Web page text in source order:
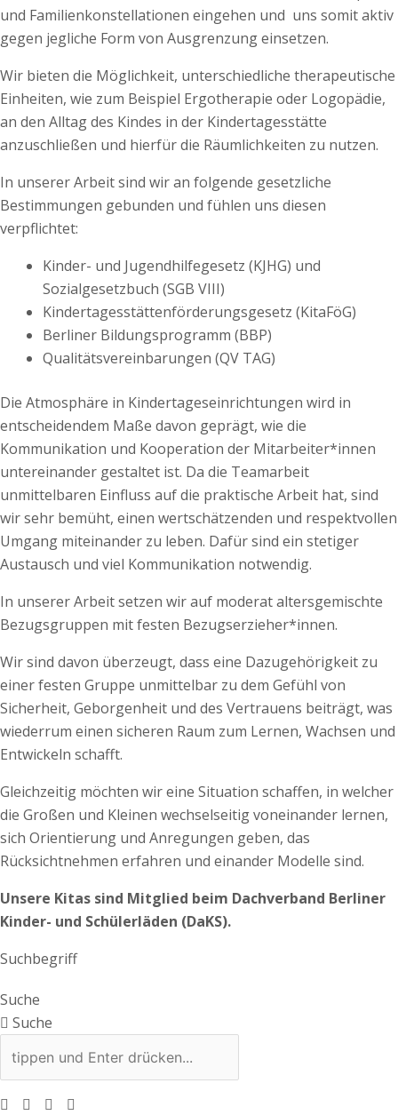
und Familienkonstellationen eingehen und uns somit aktiv
gegen jegliche Form von Ausgrenzung einsetzen.
Wir bieten die Möglichkeit, unterschiedliche therapeutische
Einheiten, wie zum Beispiel Ergotherapie oder Logopädie,
an den Alltag des Kindes in der Kindertagesstätte
anzuschließen und hierfür die Räumlichkeiten zu nutzen.
In unserer Arbeit sind wir an folgende gesetzliche
Bestimmungen gebunden und fühlen uns diesen
verpflichtet:
Kinder- und Jugendhilfegesetz (KJHG) und
Sozialgesetzbuch (SGB VIII)
Kindertagesstättenförderungsgesetz (KitaFöG)
Berliner Bildungsprogramm (BBP)
Qualitätsvereinbarungen (QV TAG)
Die Atmosphäre in Kindertageseinrichtungen wird in
entscheidendem Maße davon geprägt, wie die
Kommunikation und Kooperation der Mitarbeiter*innen
untereinander gestaltet ist. Da die Teamarbeit
unmittelbaren Einfluss auf die praktische Arbeit hat, sind
wir sehr bemüht, einen wertschätzenden und respektvollen
Umgang miteinander zu leben. Dafür sind ein stetiger
Austausch und viel Kommunikation notwendig.
In unserer Arbeit setzen wir auf moderat altersgemischte
Bezugsgruppen mit festen Bezugserzieher*innen.
Wir sind davon überzeugt, dass eine Dazugehörigkeit zu
einer festen Gruppe unmittelbar zu dem Gefühl von
Sicherheit, Geborgenheit und des Vertrauens beiträgt, was
wiederrum einen sicheren Raum zum Lernen, Wachsen und
Entwickeln schafft.
Gleichzeitig möchten wir eine Situation schaffen, in welcher
die Großen und Kleinen wechselseitig voneinander lernen,
sich Orientierung und Anregungen geben, das
Rücksichtnehmen erfahren und einander Modelle sind.
Unsere Kitas sind Mitglied beim Dachverband Berliner
Kinder- und Schülerläden (DaKS).
Suchbegriff
Suche
Suche